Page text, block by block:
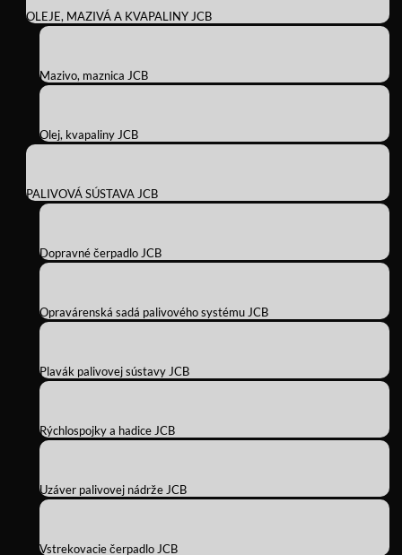
OLEJE, MAZIVÁ A KVAPALINY JCB
Mazivo, maznica JCB
Olej, kvapaliny JCB
PALIVOVÁ SÚSTAVA JCB
Dopravné čerpadlo JCB
Opravárenská sadá palivového systému JCB
Plavák palivovej sústavy JCB
Rýchlospojky a hadice JCB
Uzáver palivovej nádrže JCB
Vstrekovacie čerpadlo JCB